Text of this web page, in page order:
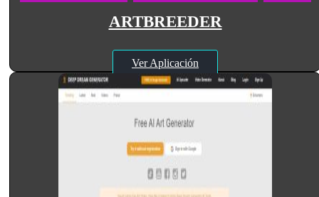
ARTBREEDER
Ver Aplicación